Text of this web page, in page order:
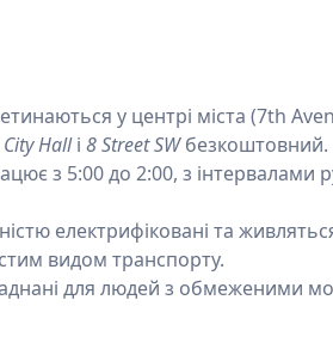
у центрі міста (7th
City Hallі 8 Street SWбезкоштовний.
з 5:00 до 2:00, з інтервалами
електрифіковані та
видом транспорту.
для людей з обмеженими